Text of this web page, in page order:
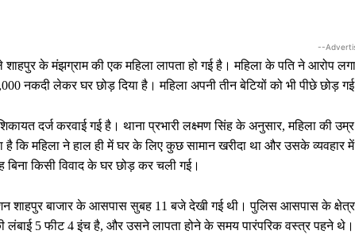
--
के मंझग्राम की एक महिला लापता हो गई है। महिला के पति ने आरोप
नकदी लेकर घर छोड़ दिया है। महिला अपनी तीन बेटियों को भी पीछे छोड़
दर्ज करवाई गई है। थाना प्रभारी लक्ष्मण सिंह के अनुसार, महिला की
है कि महिला ने हाल ही में घर के लिए कुछ सामान खरीदा था और उसके व्यवहार
बिना किसी विवाद के घर छोड़ कर चली गई।
शाहपुर बाजार के आसपास सुबह 11 बजे देखी गई थी। पुलिस आसपास के
लंबाई 5 फीट 4 इंच है, और उसने लापता होने के समय पारंपरिक वस्त्र पहने थे।